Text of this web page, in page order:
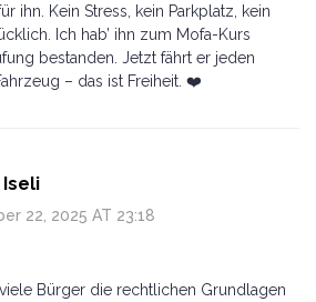
ihn. Kein Stress, kein Parkplatz, kein
Ich hab’ ihn zum Mofa-Kurs
bestanden. Jetzt fährt er jeden
– das ist Freiheit. ❤️
Iseli
22, 2025 AT 23:18
Bürger die rechtlichen Grundlagen